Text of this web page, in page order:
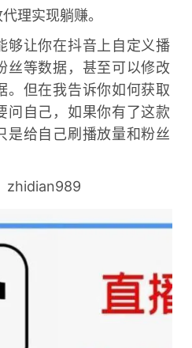
理实现躺赚。
够让你在抖音上自定义播
丝等数据，甚至可以修改
。但在我告诉你如何获取
问自己，如果你有了这款
是给自己刷播放量和粉丝